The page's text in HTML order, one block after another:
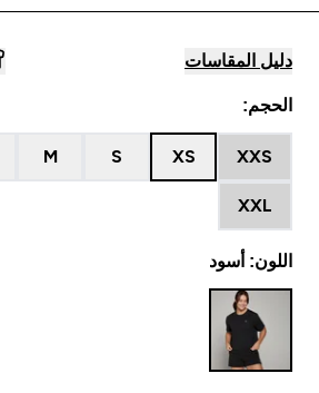
دليل المقاسات
الحجم:
XXS
XS
S
M
XXL
اللون: أسود